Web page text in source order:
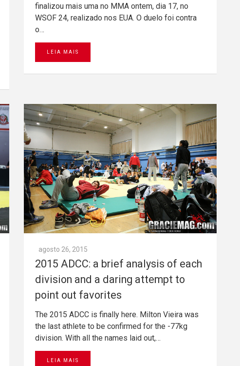
finalizou mais uma no MMA ontem, dia 17, no
WSOF 24, realizado nos EUA. O duelo foi contra
o…
LEIA MAIS
agosto 26, 2015
2015 ADCC: a brief analysis of each
division and a daring attempt to
point out favorites
The 2015 ADCC is finally here. Milton Vieira was
the last athlete to be confirmed for the -77kg
division. With all the names laid out,…
LEIA MAIS